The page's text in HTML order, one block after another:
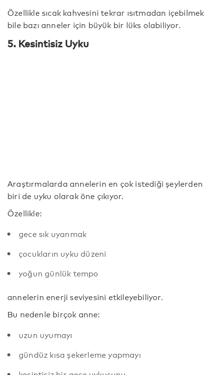
Özellikle sıcak kahvesini tekrar ısıtmadan içebilmek
bile bazı anneler için büyük bir lüks olabiliyor.
5. Kesintisiz Uyku
Araştırmalarda annelerin en çok istediği şeylerden
biri de uyku olarak öne çıkıyor.
Özellikle:
gece sık uyanmak
çocukların uyku düzeni
yoğun günlük tempo
annelerin enerji seviyesini etkileyebiliyor.
Bu nedenle birçok anne:
uzun uyumayı
gündüz kısa şekerleme yapmayı